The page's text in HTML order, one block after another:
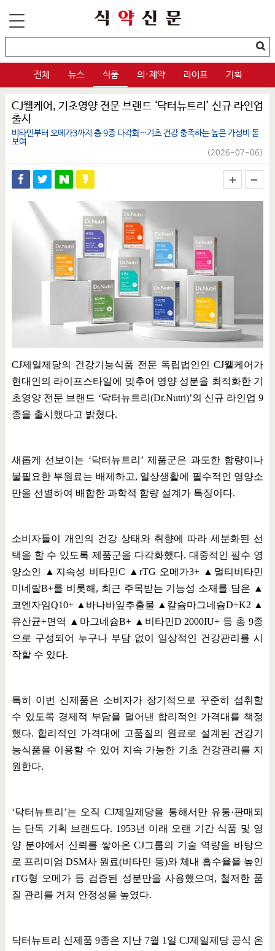
전체 뉴스 식품 의·제약 라이프 기획
CJ웰케어, 기초영양 전문 브랜드 ‘닥터뉴트리’ 신규 라인업
출시
비타민부터 오메가3까지 총 9종 다각화…기초 건강 충족하는 높은 가성비 돋
보여
(2026-07-06)
CJ제일제당의 건강기능식품 전문 독립법인인CJ웰케어가
현대인의 라이프스타일에 맞추어 영양 성분을 최적화한 기
초영양 전문 브랜드 ‘닥터뉴트리 (Dr.Nutri)’의 신규 라인업9
종을 출시했다고 밝혔다.
새롭게 선보이는 ‘닥터뉴트리 ’제품군은 과도한 함량이나
불필요한 부원료는 배제하고, 일상생활에 필수적인 영양소
만을 선별하여 배합한 과학적 함량 설계가 특징이다.
소비자들이 개인의 건강 상태와 취향에 따라 세분화된 선
택을 할 수 있도록 제품군을 다각화했다. 대중적인 필수 영
양소인
▲ 지속성 비타민C ▲rTG 오메가3+ ▲ 멀티비타민
미네랄B+를 비롯해 , 최근 주목받는 기능성 소재를 담은 ▲
코엔자임Q10+ ▲ 바나바잎추출물 ▲ 칼슘마그네슘D+K2 ▲
유산균+면역 ▲ 마그네슘B+ ▲ 비타민D 2000IU+ 등 총9종
으로 구성되어 누구나 부담 없이 일상적인 건강관리를 시
작할 수 있다.
특히 이번 신제품은 소비자가 장기적으로 꾸준히 섭취할
수 있도록 경제적 부담을 덜어낸 합리적인 가격대를 책정
했다. 합리적인 가격대에 고품질의 원료로 설계된 건강기
능식품을 이용할 수 있어 지속 가능한 기초 건강관리를 지
원한다.
‘닥터뉴트리 ’는 오직 CJ제일제당을 통해서만 유통·판매되
는 단독 기획 브랜드다. 1953년 이래 오랜 기간 식품 및 영
양 분야에서 신뢰를 쌓아온CJ그룹의 기술 역량을 바탕으
로 프리미엄DSM사 원료(비타민 등)와 체내 흡수율을 높인
rTG형 오메가 등 검증된 성분만을 사용했으며 , 철저한 품
질 관리를 거쳐 안정성을 높였다.
닥터뉴트리 신제품9종은 지난 7월 1 일 CJ제일제당 공식 온